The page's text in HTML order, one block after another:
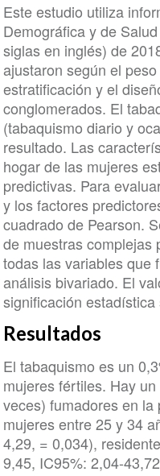
Este estudio utiliza
Demográfica y de
siglas en inglés) de
ajustaron según el
estratificación y el
conglomerados. El
(tabaquismo diario y
resultado. Las
hogar de las mujeres
predictivas. Para
y los factores
cuadrado de Pearson.
de muestras complejas
todas las variables que
análisis bivariado. El
significación
Resultados
El tabaquismo es un
mujeres fértiles. Hay
veces) fumadores en
mujeres entre 25 y 34
4,29, = 0,034),
9,45, IC95%: 2,04-